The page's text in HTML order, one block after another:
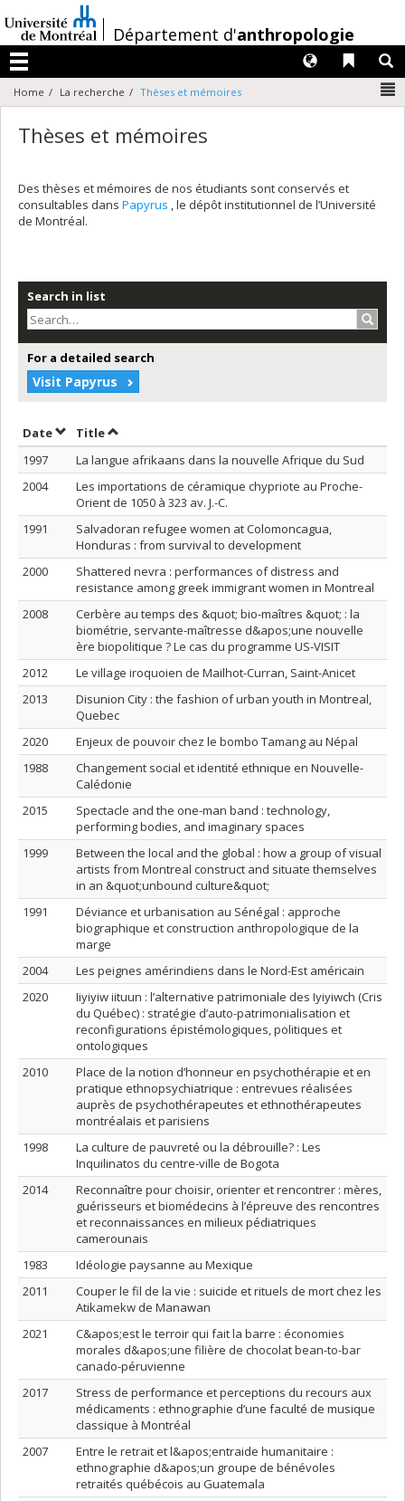
au
contenu
/Département d'anthropologie
Menu
Liens
Langues
Home La recherche Thèses et mémoires
Thèses et mémoires
Des thèses et mémoires de nos étudiants sont conservés et
consultables dans Papyrus , le dépôt institutionnel de l’Université
de Montréal.
Search in list
For a detailed search
Visit Papyrus
DateSort by date in descending order
TitleSort by title in descending order
1997
La langue afrikaans dans la nouvelle Afrique du Sud
2004
Les importations de céramique chypriote au Proche-
Orient de 1050 à 323 av. J.-C.
1991
Salvadoran refugee women at Colomoncagua,
Honduras : from survival to development
2000
Shattered nevra : performances of distress and
resistance among greek immigrant women in Montreal
2008
Cerbère au temps des &quot; bio-maîtres &quot; : la
biométrie, servante-maîtresse d&apos;une nouvelle
ère biopolitique ? Le cas du programme US-VISIT
2012
Le village iroquoien de Mailhot-Curran, Saint-Anicet
2013
Disunion City : the fashion of urban youth in Montreal,
Quebec
2020
Enjeux de pouvoir chez le bombo Tamang au Népal
1988
Changement social et identité ethnique en Nouvelle-
Calédonie
2015
Spectacle and the one-man band : technology,
performing bodies, and imaginary spaces
1999
Between the local and the global : how a group of visual
artists from Montreal construct and situate themselves
in an &quot;unbound culture&quot;
1991
Déviance et urbanisation au Sénégal : approche
biographique et construction anthropologique de la
marge
2004
Les peignes amérindiens dans le Nord-Est américain
2020
Iiyiyiw iituun : l’alternative patrimoniale des Iyiyiwch (Cris
du Québec) : stratégie d’auto-patrimonialisation et
reconfigurations épistémologiques, politiques et
ontologiques
2010
Place de la notion d’honneur en psychothérapie et en
pratique ethnopsychiatrique : entrevues réalisées
auprès de psychothérapeutes et ethnothérapeutes
montréalais et parisiens
1998
La culture de pauvreté ou la débrouille? : Les
Inquilinatos du centre-ville de Bogota
2014
Reconnaître pour choisir, orienter et rencontrer : mères,
guérisseurs et biomédecins à l’épreuve des rencontres
et reconnaissances en milieux pédiatriques
camerounais
1983
Idéologie paysanne au Mexique
2011
Couper le fil de la vie : suicide et rituels de mort chez les
Atikamekw de Manawan
2021
C&apos;est le terroir qui fait la barre : économies
morales d&apos;une filière de chocolat bean-to-bar
canado-péruvienne
2017
Stress de performance et perceptions du recours aux
médicaments : ethnographie d’une faculté de musique
classique à Montréal
2007
Entre le retrait et l&apos;entraide humanitaire :
ethnographie d&apos;un groupe de bénévoles
retraités québécois au Guatemala